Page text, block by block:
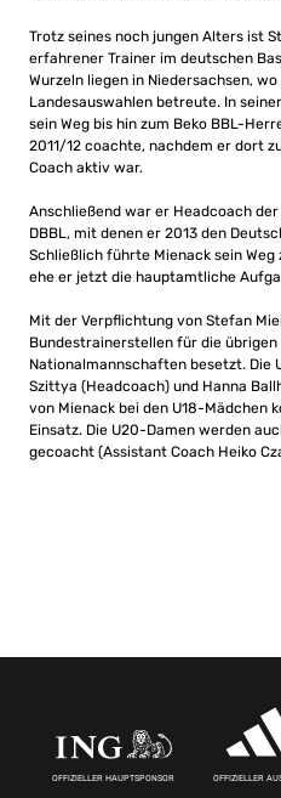
Trotz seines noch jungen Alters ist
erfahrener Trainer im deutschen
Wurzeln liegen in Niedersachsen,
Landesauswahlen betreute. In
sein Weg bis hin zum Beko BBL-
2011/12 coachte, nachdem er dort
Coach aktiv war.
Anschließend war er Headcoach
DBBL, mit denen er 2013 den
Schließlich führte Mienack sein Weg
ehe er jetzt die hauptamtliche
Mit der Verpflichtung von Stefan
Bundestrainerstellen für die
Nationalmannschaften besetzt. Die
Szittya (Headcoach) und Hanna
von Mienack bei den U18-Mädchen
Einsatz. Die U20-Damen werden
gecoacht (Assistant Coach Heiko
OFFIZIELLER HAUPTSPONSOR OFFIZIELLER